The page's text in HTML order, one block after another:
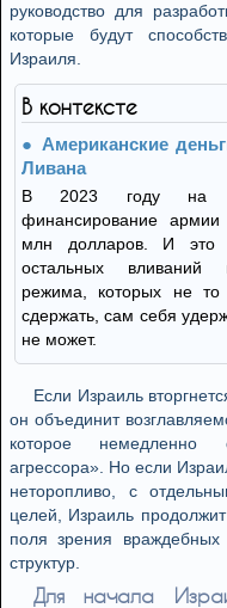
руководство для
которые будут
Израиля.
В контексте
Американские
Ливана
В 2023 году на
финансирование
млн долларов. И это
остальных вливаний
режима, которых не то
сдержать, сам себя
не может.
Если Израиль
он объединит
которое немедленно
агрессора». Но если
неторопливо, с
целей, Израиль
поля зрения
структур.
Для начала